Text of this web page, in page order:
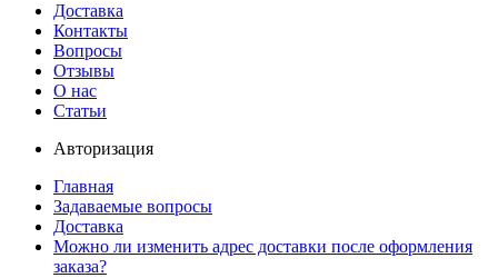
Доставка
Контакты
Вопросы
Отзывы
О нас
Статьи
Авторизация
Главная
Задаваемые вопросы
Доставка
Можно ли изменить адрес доставки после оформления
заказа?